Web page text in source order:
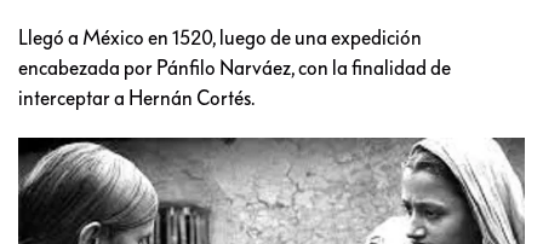
Llegó a México en 1520, luego de una expedición
encabezada por Pánfilo Narváez, con la finalidad de
interceptar a Hernán Cortés.